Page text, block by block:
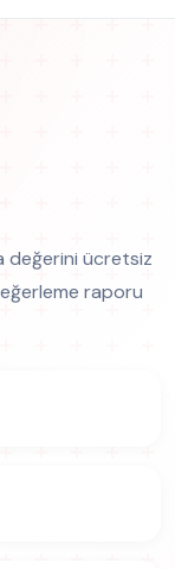
değerini ücretsiz
raporu